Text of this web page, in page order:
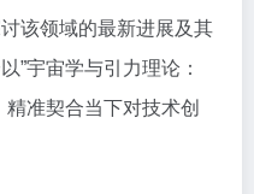
该领域的最新进展及其
”宇宙学与引力理论：
准契合当下对技术创